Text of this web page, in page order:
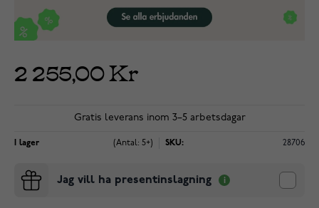
2 255,00 Kr
Gratis leverans inom 3–5 arbetsdagar
I lager (Antal: 5+) SKU: 28706
Jag vill ha presentinslagning